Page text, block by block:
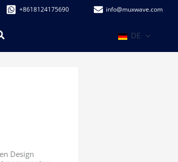
+8618124175690 info@muxwave.com
DE
Design